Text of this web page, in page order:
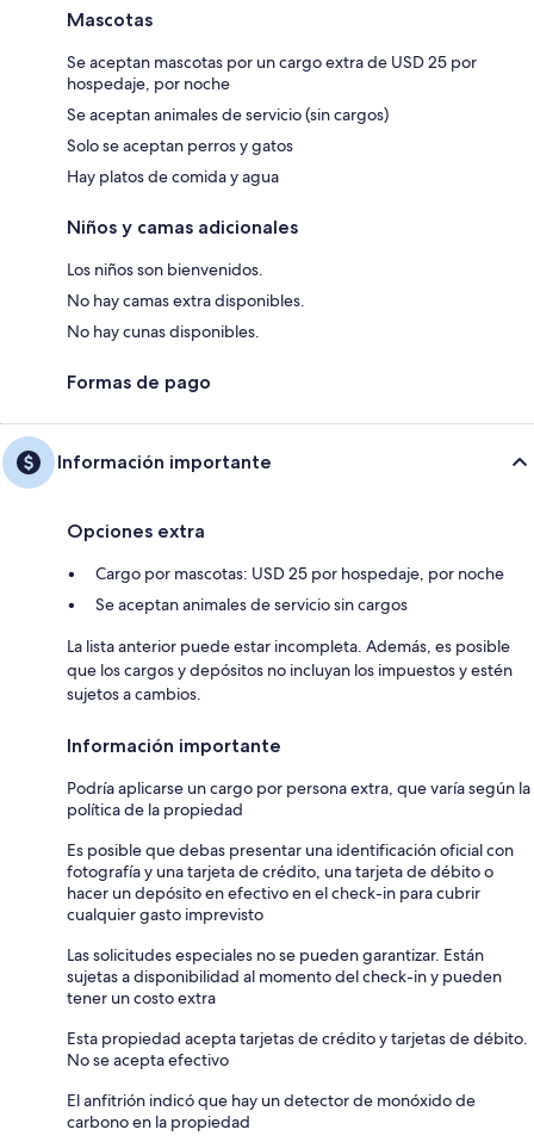
Mascotas
Se aceptan mascotas por un cargo extra de USD 25 por
hospedaje, por noche
Se aceptan animales de servicio (sin cargos)
Solo se aceptan perros y gatos
Hay platos de comida y agua
Niños y camas adicionales
Los niños son bienvenidos.
No hay camas extra disponibles.
No hay cunas disponibles.
Formas de pago
Información importante
Opciones extra
Cargo por mascotas: USD 25 por hospedaje, por noche
Se aceptan animales de servicio sin cargos
La lista anterior puede estar incompleta. Además, es posible
que los cargos y depósitos no incluyan los impuestos y estén
sujetos a cambios.
Información importante
Podría aplicarse un cargo por persona extra, que varía según la
política de la propiedad
Es posible que debas presentar una identificación oficial con
fotografía y una tarjeta de crédito, una tarjeta de débito o
hacer un depósito en efectivo en el check-in para cubrir
cualquier gasto imprevisto
Las solicitudes especiales no se pueden garantizar. Están
sujetas a disponibilidad al momento del check-in y pueden
tener un costo extra
Esta propiedad acepta tarjetas de crédito y tarjetas de débito.
No se acepta efectivo
El anfitrión indicó que hay un detector de monóxido de
carbono en la propiedad